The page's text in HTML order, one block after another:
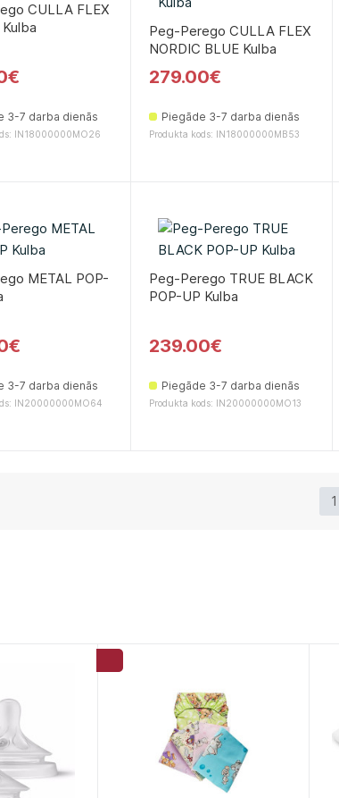
CULLA FLEX
3-7 darba dienās
IN18000000MO26
Peg-Perego CULLA FLEX
NORDIC BLUE Kulbа
279.00€
Piegāde 3-7 darba dienās
Produkta kods: IN18000000MB53
METAL POP-
3-7 darba dienās
IN20000000MO64
Peg-Perego TRUE BLACK
POP-UP Kulba
239.00€
Piegāde 3-7 darba dienās
Produkta kods: IN20000000MO13
1